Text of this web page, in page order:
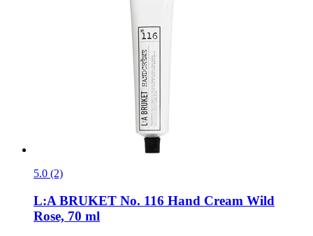
5.0 (2)
L:A BRUKET No. 116 Hand Cream Wild
Rose, 70 ml